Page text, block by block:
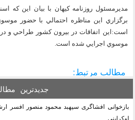
مديرمسئول روزنامه كيهان با بيان اين كه
برگزاري اين مناظره احتمالي با حضور
است:اين اتفاقات در بيرون كشور طراحي و
موسوي اجرايي شده است.
مطالب مرتبط:
جدیدترین
بازخوانی افشاگری سپهبد محمود منصور افسر
اوکراینی